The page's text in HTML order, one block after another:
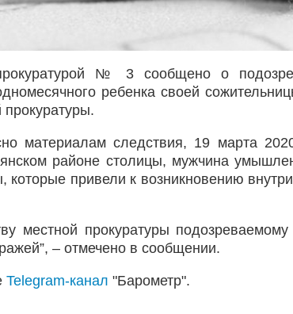
№ 3 сообщено о
ребенка своей
материалам следствия, 19 марта
районе столицы, мужчина
которые привели к возникновению
местной прокуратуры
– отмечено в сообщении.
Telegram-канал "Барометр".